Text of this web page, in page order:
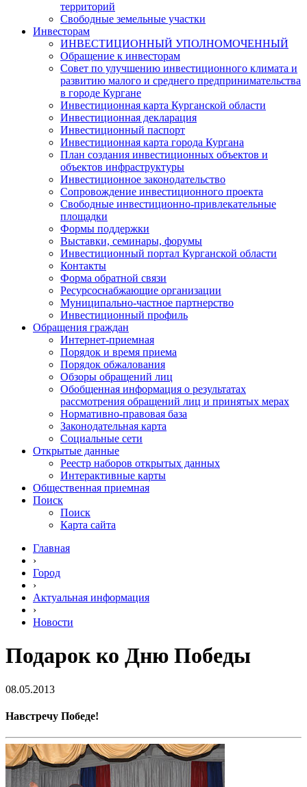
территорий
Свободные земельные участки
Инвесторам
ИНВЕСТИЦИОННЫЙ УПОЛНОМОЧЕННЫЙ
Обращение к инвесторам
Совет по улучшению инвестиционного климата и
развитию малого и среднего предпринимательства
в городе Кургане
Инвестиционная карта Курганской области
Инвестиционная декларация
Инвестиционный паспорт
Инвестиционная карта города Кургана
План создания инвестиционных объектов и
объектов инфраструктуры
Инвестиционное законодательство
Сопровождение инвестиционного проекта
Свободные инвестиционно-привлекательные
площадки
Формы поддержки
Выставки, семинары, форумы
Инвестиционный портал Курганской области
Контакты
Форма обратной связи
Ресурсоснабжающие организации
Муниципально-частное партнерство
Инвестиционный профиль
Обращения граждан
Интернет-приемная
Порядок и время приема
Порядок обжалования
Обзоры обращений лиц
Обобщенная информация о результатах
рассмотрения обращений лиц и принятых мерах
Нормативно-правовая база
Законодательная карта
Социальные сети
Открытые данные
Реестр наборов открытых данных
Интерактивные карты
Общественная приемная
Поиск
Поиск
Карта сайта
Главная
›
Город
›
Актуальная информация
›
Новости
Подарок ко Дню Победы
08.05.2013
Навстречу Победе!